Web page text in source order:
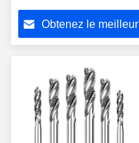
standard britannique
Obtenez le meilleur